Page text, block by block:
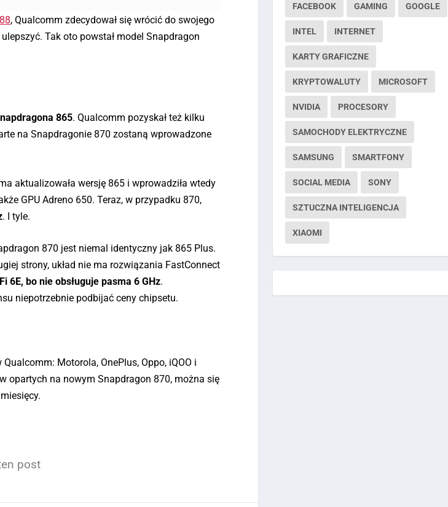
, Qualcomm zdecydował się wrócić do swojego
Tak oto powstał model Snapdragon
865. Qualcomm pozyskał też kilku
na Snapdragonie 870 zostaną wprowadzone
aktualizowała wersję 865 i wprowadziła wtedy
GPU Adreno 650. Teraz, w przypadku 870,
. I tyle.
870 jest niemal identyczny jak 865 Plus.
strony, układ nie ma rozwiązania FastConnect
6E, bo nie obsługuje pasma 6 GHz.
niepotrzebnie podbijać ceny chipsetu.
Motorola, OnePlus, Oppo, iQOO i
opartych na nowym Snapdragon 870, można się
post
FACEBOOK GAMING GOOGLE
INTEL INTERNET
KARTY GRAFICZNE
KRYPTOWALUTY MICROSOFT
NVIDIA PROCESORY
SAMOCHODY ELEKTRYCZNE
SAMSUNG SMARTFONY
SOCIAL MEDIA SONY
SZTUCZNA INTELIGENCJA
XIAOMI